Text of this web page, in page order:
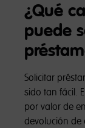
¿Qué
puede
Solicitar
sido tan fácil.
por valor de
devolución de